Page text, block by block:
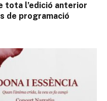
tota l’edició anterior
de programació